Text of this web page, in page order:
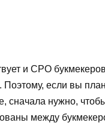
и СРО
если вы
сначала нужно,
между